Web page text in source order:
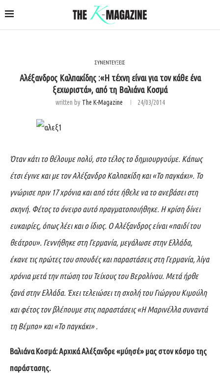
ΣΥΝΕΝΤΕΥΞΕΙΣ
Αλέξανδρος Καλπακίδης :«Η τέχνη είναι για τον κάθε ένα
ξεχωριστά», από τη Βαλιάνα Κοσμά
written by The K-Magazine 24/03/2014
Όταν κάτι το θέλουμε πολύ, στο τέλος το δημιουργούμε. Κάπως
έτσι έγινε και με τον Αλέξανδρο Καλπακίδη και «Το παγκάκι». Το
γνώρισε πριν 17 χρόνια και από τότε ήθελε να το ανεβάσει στη
σκηνή. Φέτος το όνειρο αυτό πραγματοποιήθηκε. Η κρίση δίνει
ευκαιρίες, όπως λέει και ο ίδιος. Ο Αλέξανδρος είναι «παιδί του
θεάτρου». Γεννήθηκε στη Γερμανία, μεγάλωσε στην Ελλάδα,
έκανε τις πρώτες του σπουδές και παραστάσεις στη Γερμανία, λίγα
χρόνια μετά την πτώση του Τείχους του Βερολίνου. Μετά ήρθε
ξανά στην Ελλάδα. Έχει τελειώσει τη σχολή του Γιώργου Κιμούλη
και φέτος τον βλέπουμε στις παραστάσεις «Η Μαρινέλλα συναντά
τη Βέμπο» και «Το παγκάκι» .
Βαλιάνα Κοσμά:Αρχικά Αλέξανδρε «μύησέ» μας στον κόσμο της
παράστασης.